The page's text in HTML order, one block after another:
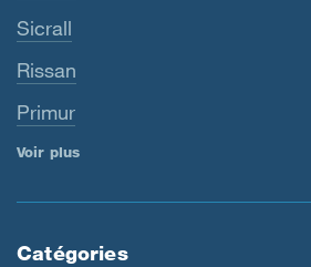
Sicrall
Rissan
Primur
Voir plus
Catégories